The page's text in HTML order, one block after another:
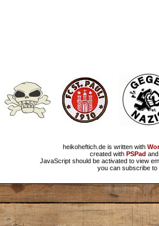
heikoheftich.de is written with
created with PSPad
JavaScript should be activated to view
you can subscribe